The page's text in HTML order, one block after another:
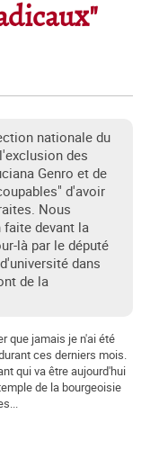
nationale du
des
Genro et de
d'avoir
Nous
devant la
là par le député
dans
de la
que jamais je n'ai été
ces derniers mois.
qui va être aujourd'hui
de la bourgeoisie